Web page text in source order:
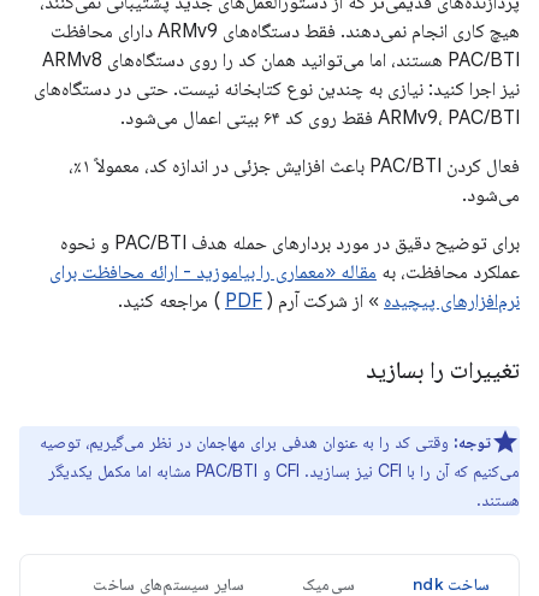
هیچ کاری انجام نمی‌دهند. فقط دستگاه‌های ARMv9 دارای محافظت
PAC/BTI هستند، اما می‌توانید همان کد را روی دستگاه‌های ARMv8
نیز اجرا کنید: نیازی به چندین نوع کتابخانه نیست. حتی در دستگاه‌های
ARMv9، PAC/BTI فقط روی کد ۶۴ بیتی اعمال می‌شود.
فعال کردن PAC/BTI باعث افزایش جزئی در اندازه کد، معمولاً ۱٪،
می‌شود.
برای توضیح دقیق در مورد بردارهای حمله هدف PAC/BTI و نحوه
عملکرد محافظت، به مقاله «معماری را بیاموزید - ارائه محافظت برای
نرم‌افزارهای پیچیده » از شرکت آرم ( PDF ) مراجعه کنید.
تغییرات را بسازید
توجه: وقتی کد را به عنوان هدفی برای مهاجمان در نظر می‌گیریم، توصیه
می‌کنیم که آن را با CFI نیز بسازید. CFI و PAC/BTI مشابه اما مکمل یکدیگر
هستند.
ساخت ndk سی‌میک سایر سیستم‌های ساخت